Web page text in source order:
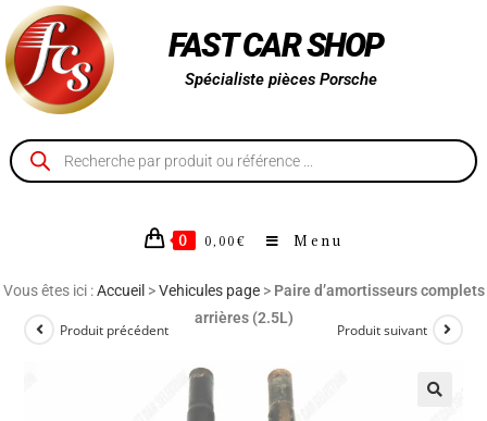
FAST CAR SHOP
Spécialiste pièces Porsche
0 0,00 € Menu
Vous êtes ici :Accueil >Vehicules page> Paire d’amortisseurs complets
arrières (2.5L)
Produit précédent Produit suivant